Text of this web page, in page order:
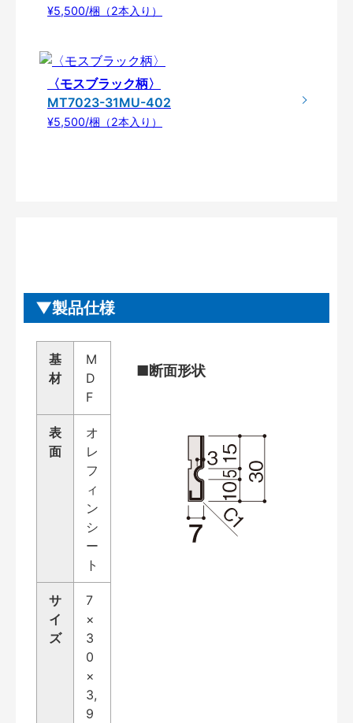
¥5,500/梱（2本入り）
〈モスブラック柄〉
MT7023-31MU-402
¥5,500/梱（2本入り）
製品仕様
基
材
M
D
F
表
面
オ
レ
フ
ィ
ン
シ
ー
ト
サ
イ
ズ
7
×
3
0
×
3,
9
■断面形状